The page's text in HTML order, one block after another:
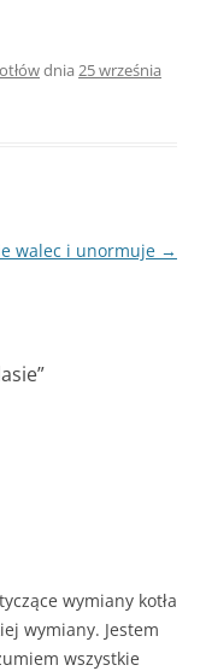
dnia 25 września
walec i unormuje →
”
wymiany kotła
wymiany. Jestem
wszystkie